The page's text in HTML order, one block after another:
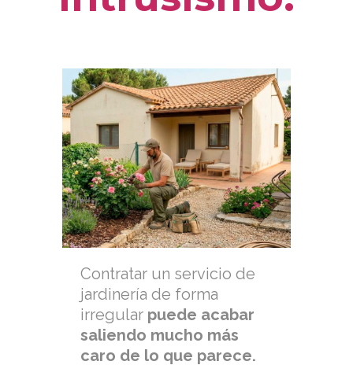
Contratar un servicio de
jardinería de forma
irregular puede acabar
saliendo mucho más
caro de lo que parece.